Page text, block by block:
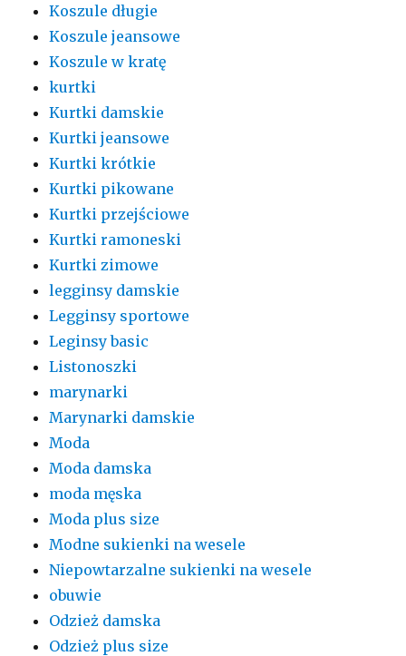
Koszule długie
Koszule jeansowe
Koszule w kratę
kurtki
Kurtki damskie
Kurtki jeansowe
Kurtki krótkie
Kurtki pikowane
Kurtki przejściowe
Kurtki ramoneski
Kurtki zimowe
legginsy damskie
Legginsy sportowe
Leginsy basic
Listonoszki
marynarki
Marynarki damskie
Moda
Moda damska
moda męska
Moda plus size
Modne sukienki na wesele
Niepowtarzalne sukienki na wesele
obuwie
Odzież damska
Odzież plus size